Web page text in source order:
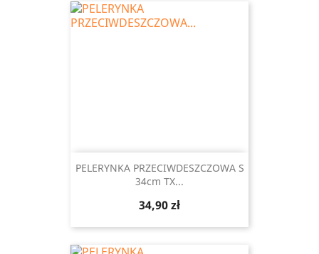
PELERYNKA PRZECIWDESZCZOWA S
34cm TX...
Cena
34,90 zł